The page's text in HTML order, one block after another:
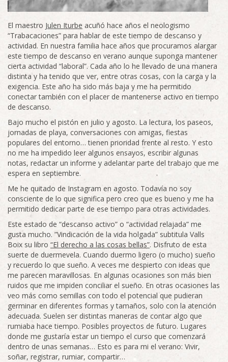
El maestro Julen Iturbe acuñó hace años el neologismo
“Trabacaciones” para hablar de este tiempo de descanso y
actividad. En nuestra familia hace años que procuramos alargar
este tiempo de descanso en verano aunque suponga mantener
cierta actividad “laboral”. Cada año lo he llevado de una manera
distinta y ha tenido que ver, entre otras cosas, con la carga y la
exigencia. Este año ha sido más baja y me ha permitido
conectar también con el placer de mantenerse activo en tiempo
de descanso.
Bajo mucho el pistón en julio y agosto. La lectura, los paseos,
jornadas de playa, conversaciones con amigas, fiestas
populares del entorno… tienen prioridad frente al resto. Y esto
no me ha impedido leer algunos ensayos, escribir algunas
notas, redactar un informe y adelantar parte del trabajo que me
espera en septiembre.
Me he quitado de Instagram en agosto. Todavía no soy
consciente de lo que significa pero creo que es bueno y me ha
permitido dedicar parte de ese tiempo para otras actividades.
Este estado de “descanso activo” o “actividad relajada” me
gusta mucho. ”Vindicación de la vida holgada” subtitula Valls
Boix su libro “El derecho a las cosas bellas”. Disfruto de esta
suerte de duermevela. Cuando duermo ligero (o mucho) sueño
y recuerdo lo que sueño. A veces me despierto con ideas que
me parecen maravillosas. En algunas ocasiones son más bien
ruidos que me impiden conciliar el sueño. En otras ocasiones las
veo más como semillas con todo el potencial que pudieran
germinar en diferentes formas y tamaños, solo con la atención
adecuada. Suelen ser distintas maneras de contar algo que
rumiaba hace tiempo. Posibles proyectos de futuro. Lugares
donde me gustaría estar un tiempo el curso que comenzará
dentro de unas semanas… Esto es para mi el verano: Vivir,
soñar, registrar, rumiar, compartir…